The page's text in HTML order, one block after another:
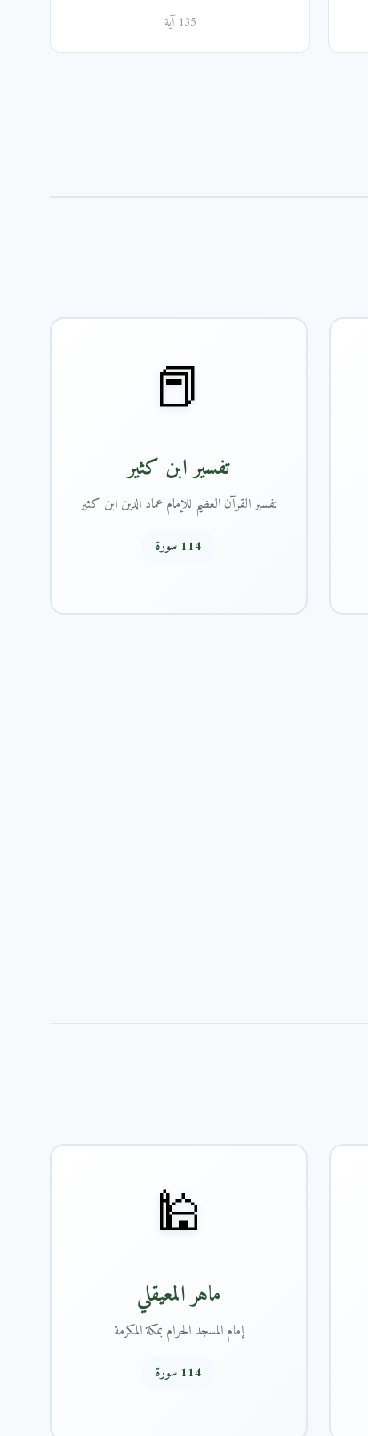
135 آية
📕
تفسير ابن كثير
تفسير القرآن العظيم للإمام عماد الدين ابن كثير
114 سورة
🕌
ماهر المعيقلي
إمام المسجد الحرام بمكة المكرمة
114 سورة